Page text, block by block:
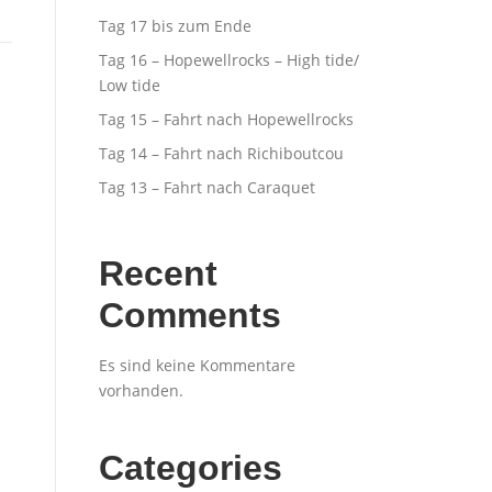
Tag 17 bis zum Ende
Tag 16 – Hopewellrocks – High tide/
Low tide
Tag 15 – Fahrt nach Hopewellrocks
Tag 14 – Fahrt nach Richiboutcou
Tag 13 – Fahrt nach Caraquet
Recent
Comments
Es sind keine Kommentare
vorhanden.
Categories